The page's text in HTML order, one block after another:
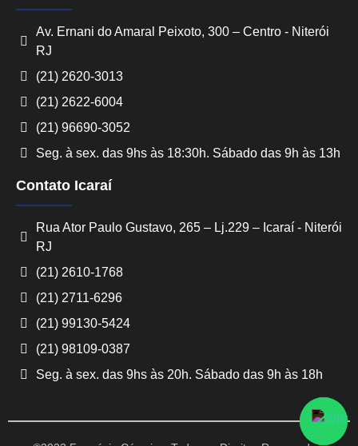
Av. Ernani do Amaral Peixoto, 300 – Centro - Niterói
RJ
(21) 2620-3013
(21) 2622-6004
(21) 96690-3052
Seg. à sex. das 9hs às 18:30h. Sábado das 9h às 13h
Contato Icaraí
Rua Ator Paulo Gustavo, 265 – Lj.229 – Icaraí - Niterói
RJ
(21) 2610-1768
(21) 2711-6296
(21) 99130-5424
(21) 98109-0387
Seg. à sex. das 9hs às 20h. Sábado das 9h às 18h